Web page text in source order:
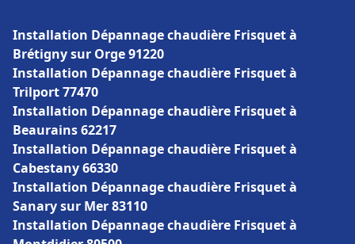
Installation Dépannage chaudière Frisquet à
Brétigny sur Orge 91220
Installation Dépannage chaudière Frisquet à
Trilport 77470
Installation Dépannage chaudière Frisquet à
Beaurains 62217
Installation Dépannage chaudière Frisquet à
Cabestany 66330
Installation Dépannage chaudière Frisquet à
Sanary sur Mer 83110
Installation Dépannage chaudière Frisquet à